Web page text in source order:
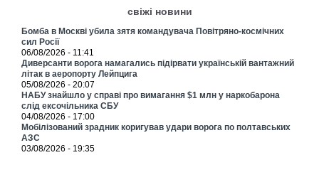
свіжі новини
Бомба в Москві убила зятя командувача Повітряно-космічних
сил Росії
06/08/2026 - 11:41
Диверсанти ворога намагались підірвати українській вантажний
літак в аеропорту Лейпцига
05/08/2026 - 20:07
НАБУ знайшло у справі про вимагання $1 млн у наркобарона
слід ексочільника СБУ
04/08/2026 - 17:00
Мобілізований зрадник коригував удари ворога по полтавських
АЗС
03/08/2026 - 19:35